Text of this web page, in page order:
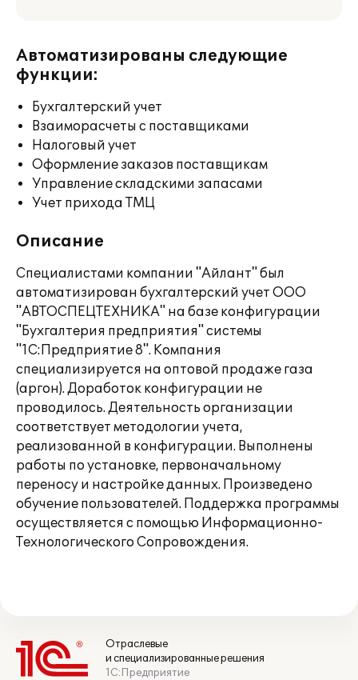
Автоматизированы следующие
функции:
Бухгалтерский учет
Взаиморасчеты с поставщиками
Налоговый учет
Оформление заказов поставщикам
Управление складскими запасами
Учет прихода ТМЦ
Описание
Специалистами компании "Айлант" был
автоматизирован бухгалтерский учет ООО
"АВТОСПЕЦТЕХНИКА" на базе конфигурации
"Бухгалтерия предприятия" системы
"1С:Предприятие 8". Компания
специализируется на оптовой продаже газа
(аргон). Доработок конфигурации не
проводилось. Деятельность организации
соответствует методологии учета,
реализованной в конфигурации. Выполнены
работы по установке, первоначальному
переносу и настройке данных. Произведено
обучение пользователей. Поддержка программы
осуществляется с помощью Информационно-
Технологического Сопровождения.
Отраслевые
и специализированные решения
1С:Предприятие